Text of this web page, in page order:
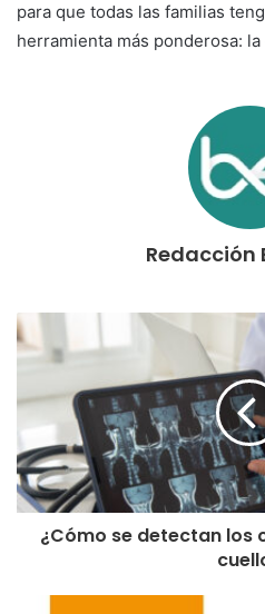
para que todas las familias
herramienta más ponderosa:
Redacción
¿Cómo se detectan los